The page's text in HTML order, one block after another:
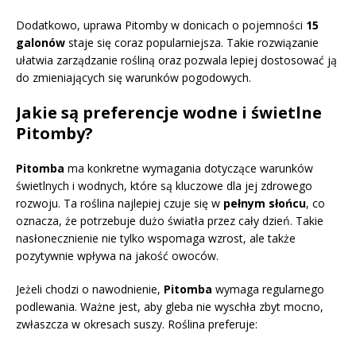
Dodatkowo, uprawa Pitomby w donicach o pojemności 15
galonów staje się coraz popularniejsza. Takie rozwiązanie
ułatwia zarządzanie rośliną oraz pozwala lepiej dostosować ją
do zmieniających się warunków pogodowych.
Jakie są preferencje wodne i świetlne
Pitomby?
Pitomba ma konkretne wymagania dotyczące warunków
świetlnych i wodnych, które są kluczowe dla jej zdrowego
rozwoju. Ta roślina najlepiej czuje się w pełnym słońcu, co
oznacza, że potrzebuje dużo światła przez cały dzień. Takie
nasłonecznienie nie tylko wspomaga wzrost, ale także
pozytywnie wpływa na jakość owoców.
Jeżeli chodzi o nawodnienie, Pitomba wymaga regularnego
podlewania. Ważne jest, aby gleba nie wyschła zbyt mocno,
zwłaszcza w okresach suszy. Roślina preferuje: